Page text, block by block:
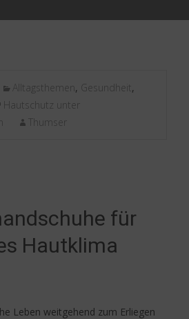
Alltagsthemen , Gesundheit,
Hautschutz unter
Thumser
für
Hautklima
Leben weitgehend zum Erliegen